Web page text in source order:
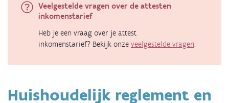
Veelgestelde vragen over de attesten
inkomenstarief
Heb je een vraag over je attest
inkomenstarief? Bekijk onze veelgestelde vragen.
Huishoudelijk reglement en